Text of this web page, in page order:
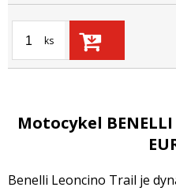
ks
Motocykel
Benelli Leoncino Trail je